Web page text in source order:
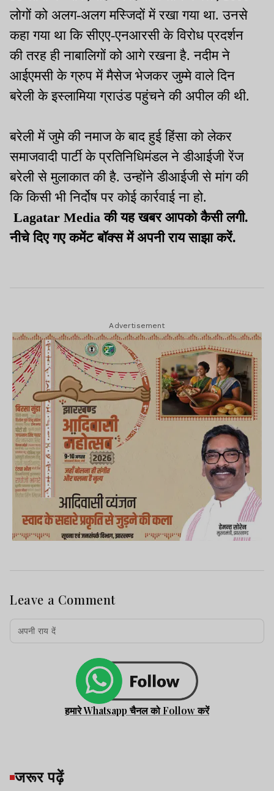
लोगों को अलग-अलग मस्जिदों में रखा गया था. उनसे
कहा गया था कि सीएए-एनआरसी के विरोध प्रदर्शन
की तरह ही नाबालिगों को आगे रखना है. नदीम ने
आईएमसी के ग्रुप में मैसेज भेजकर जुम्मे वाले दिन
बरेली के इस्लामिया ग्राउंड पहुंचने की अपील की थी.
बरेली में जुमे की नमाज के बाद हुई हिंसा को लेकर
समाजवादी पार्टी के प्रतिनिधिमंडल ने डीआईजी रेंज
बरेली से मुलाकात की है. उन्होंने डीआईजी से मांग की
कि किसी भी निर्दोष पर कोई कार्रवाई ना हो.
Lagatar Media की यह खबर आपको कैसी लगी.
नीचे दिए गए कमेंट बॉक्स में अपनी राय साझा करें.
Advertisement
Leave a Comment
हमारे Whatsapp चैनल को Follow करें
जरूर पढ़ें